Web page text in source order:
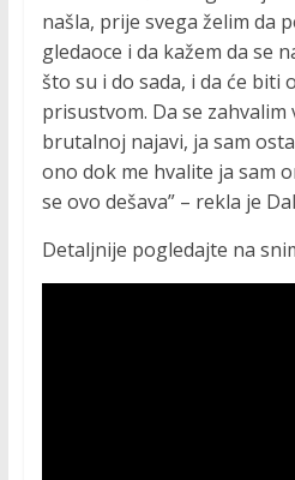
našla, prije svega želim da
gledaoce i da kažem da se
što su i do sada, i da će biti
prisustvom. Da se zahvalim
brutalnoj najavi, ja sam
ono dok me hvalite ja sam
se ovo dešava” – rekla je
Detaljnije pogledajte na